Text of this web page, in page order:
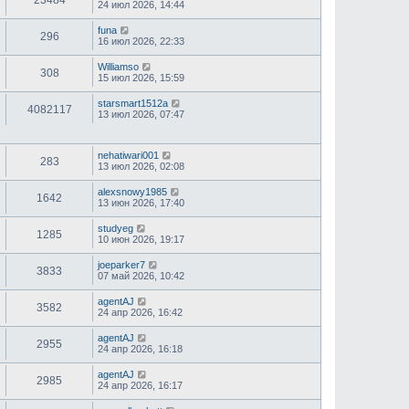
24 июл 2026, 14:44
296
funa
16 июл 2026, 22:33
308
Williamso
15 июл 2026, 15:59
4082117
starsmart1512a
13 июл 2026, 07:47
283
nehatiwari001
13 июл 2026, 02:08
1642
alexsnowy1985
13 июн 2026, 17:40
1285
studyeg
10 июн 2026, 19:17
3833
joeparker7
07 май 2026, 10:42
3582
agentAJ
24 апр 2026, 16:42
2955
agentAJ
24 апр 2026, 16:18
2985
agentAJ
24 апр 2026, 16:17